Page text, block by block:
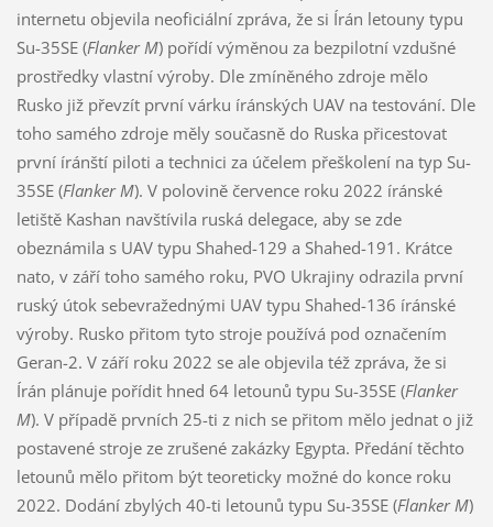
internetu objevila neoficiální zpráva, že si Írán letouny typu
Su-35SE (Flanker M) pořídí výměnou za bezpilotní vzdušné
prostředky vlastní výroby. Dle zmíněného zdroje mělo
Rusko již převzít první várku íránských UAV na testování. Dle
toho samého zdroje měly současně do Ruska přicestovat
první íránští piloti a technici za účelem přeškolení na typ Su-
35SE (Flanker M). V polovině července roku 2022 íránské
letiště Kashan navštívila ruská delegace, aby se zde
obeznámila s UAV typu Shahed-129 a Shahed-191. Krátce
nato, v září toho samého roku, PVO Ukrajiny odrazila první
ruský útok sebevražednými UAV typu Shahed-136 íránské
výroby. Rusko přitom tyto stroje používá pod označením
Geran-2. V září roku 2022 se ale objevila též zpráva, že si
Írán plánuje pořídit hned 64 letounů typu Su-35SE (Flanker
M). V případě prvních 25-ti z nich se přitom mělo jednat o již
postavené stroje ze zrušené zakázky Egypta. Předání těchto
letounů mělo přitom být teoreticky možné do konce roku
2022. Dodání zbylých 40-ti letounů typu Su-35SE (Flanker M)